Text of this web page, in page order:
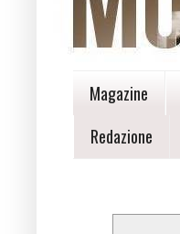
Magazine
Redazione